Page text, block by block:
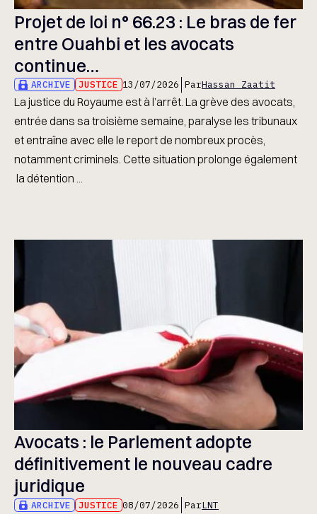
Projet de loi n° 66.23 : Le bras de fer
entre Ouahbi et les avocats
continue…
ARCHIVE JUSTICE 13/07/2026 ParHassan Zaatit
La justice du Royaume est à l’arrêt. La grève des avocats,
entrée dans sa troisième semaine, paralyse les tribunaux
et entraîne avec elle le report de nombreux procès,
notamment criminels. Cette situation prolonge également
la détention ...
Avocats : le Parlement adopte
définitivement le nouveau cadre
juridique
ARCHIVE JUSTICE 08/07/2026 ParLNT